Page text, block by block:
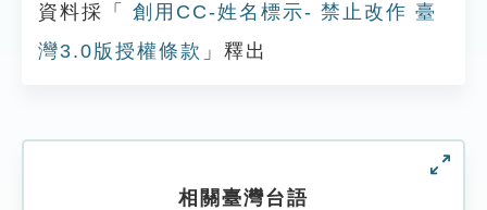
資料採「
創用CC-姓名標示- 禁止改作 臺
灣3.0版授權條款 」釋出
相關臺灣台語